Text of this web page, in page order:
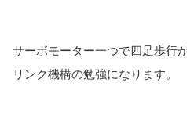
サーボモーター一つで四足歩行
リンク機構の勉強になります。